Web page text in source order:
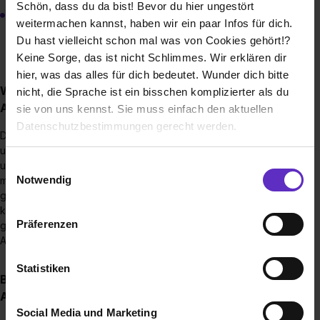
Schön, dass du da bist! Bevor du hier ungestört
weitermachen kannst, haben wir ein paar Infos für dich.
Du hast vielleicht schon mal was von Cookies gehört!?
Keine Sorge, das ist nicht Schlimmes. Wir erklären dir
hier, was das alles für dich bedeutet. Wunder dich bitte
nicht, die Sprache ist ein bisschen komplizierter als du
sie von uns kennst. Sie muss einfach den aktuellen
Datenschutzbestimmungen gerecht werden.
Benutzung der Webseite getroffenen Einstellungen zu
Webseite zu analysieren („Statistiken“), um
Informationen zu deiner Verwendung unserer Website an
Analysen weiterzugeben und um Inhalte und Anzeigen zu
Notwendig
Präferenzen
Statistiken
Social Media und Marketing
Elektroniker für Betriebstechnik (m/w/d)
Wie sieht der Bewerbungsprozess für eine
Ausbildungsstelle bei euch aus?
Dieser ist je nach Ausbildungsberuf und Standort sehr
unterschiedlich. In der Regel gibt es einen Einstellungstest
und auch ein Bewerbungsgespräch. Auch kann es sein, dass
mit dir ein Probearbeiten vereinbart wird, um sich
gegenseitig noch besser kennenzulernen und dir einen
kleinen Einblick in den möglichen Ausbildungsalltag zu
geben. Bei Fragen wende dich bitte an deine jeweilige
Ansprechpartnerin am Standort.
Bis wann muss man sich für einen
Ausbildungsplatz bewerben?